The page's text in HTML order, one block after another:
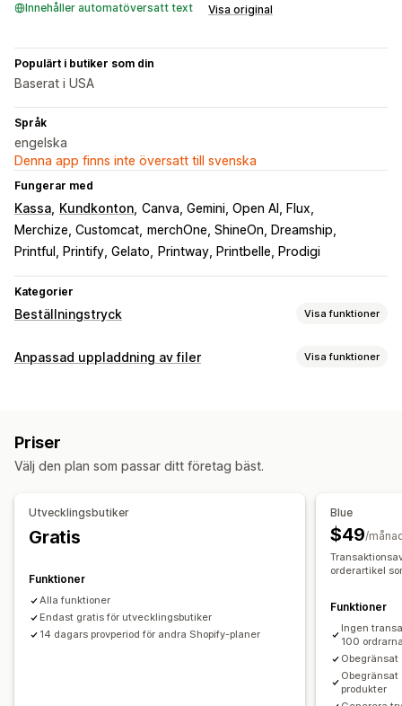
Innehåller automatöversatt text Visa original
Populärt i butiker som din
Baserat i USA
Språk
engelska
Denna app finns inte översatt till svenska
Fungerar med
Kassa Kundkonton Canva, Gemini, Open AI, Flux
Merchize, Customcat merchOne, ShineOn, Dreamship
Printful, Printify, Gelato
Printway, Printbelle, Prodigi
Kategorier
Beställningstryck Visa funktioner
Produktanpassning
Produkter
Dryckesartiklar
Laserhantverk
Smycken
Bulkleverans
Uppdateringar i realtid
Orderspårning
Anpassad uppladdning av filer Visa funktioner
Priser
Välj den plan som passar ditt företag bäst.
Utvecklingsbutiker
Gratis
Funktioner
Alla funktioner
Endast gratis för utvecklingsbutiker
14 dagars provperiod för andra Shopify-planer
Blue
$49/
orderartikel
Funktioner
Ingen
100
produkter